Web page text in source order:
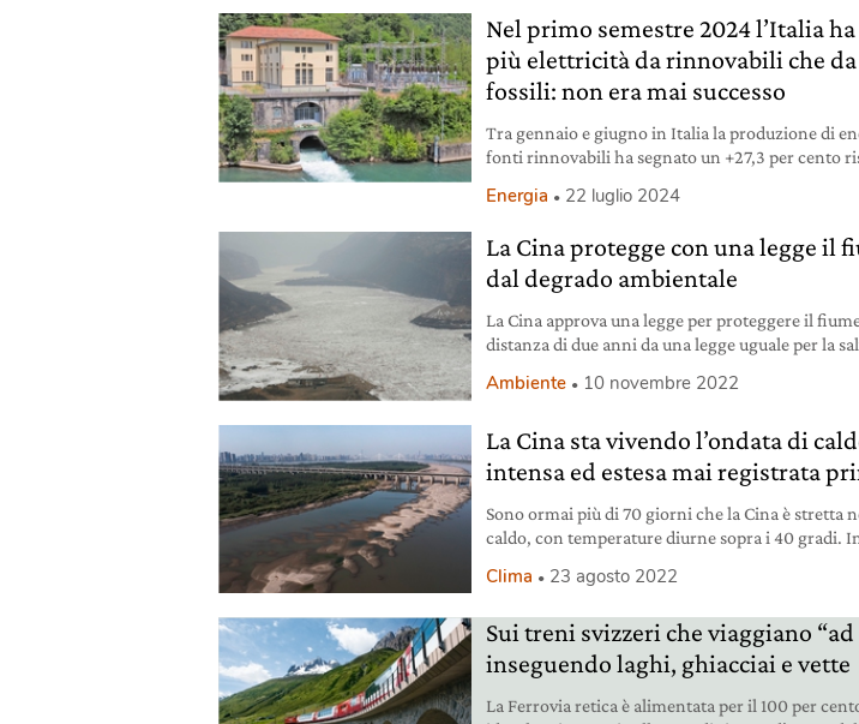
Nel primo semestre 2024 l’Italia
più elettricità da rinnovabili che
fossili: non era mai successo
Tra gennaio e giugno in Italia la produzione di
fonti rinnovabili ha segnato un +27,3 per cento
Energia 22 luglio 2024
La Cina protegge con una legge il
dal degrado ambientale
La Cina approva una legge per proteggere il
distanza di due anni da una legge uguale per la
Ambiente 10 novembre 2022
La Cina sta vivendo l’ondata di
intensa ed estesa mai registrata
Sono ormai più di 70 giorni che la Cina è stretta
caldo, con temperature diurne sopra i 40 gradi.
Clima 23 agosto 2022
Sui treni svizzeri che viaggiano “ad
inseguendo laghi, ghiacciai e vette
La Ferrovia retica è alimentata per il 100 per